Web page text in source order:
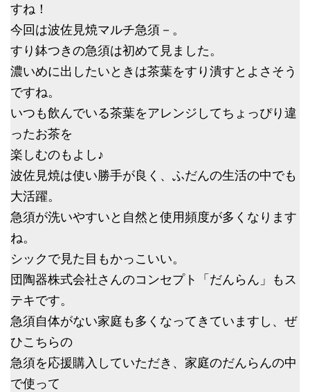
すね！
今回は波佐見焼マルチ急須－。
すり鉢つきの急須は初めて見ました。
濃いめに出したいときは茶葉をすり潰すとよさそう
ですね。
いつも飲んでいる茶葉をアレンジしてちょっぴり違
ったお茶を
楽しむのもよし♪
波佐見焼は使い勝手が良く、ふだんの生活の中でも
大活躍。
急須が洗いやすいと自然と使用頻度が多くなります
ね。
シックで見た目もかっこいい。
団陶器株式会社さんのコンセプト「だんらん」もス
テキです。
急須自体がない家庭も多くなってきていますし、ぜ
ひこちらの
急須を応援購入していただき、家庭のだんらんの中
で使って